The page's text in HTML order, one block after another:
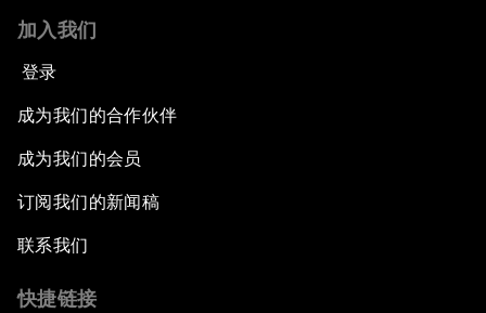
加入我们
登录
成为我们的合作伙伴
成为我们的会员
订阅我们的新闻稿
联系我们
快捷链接